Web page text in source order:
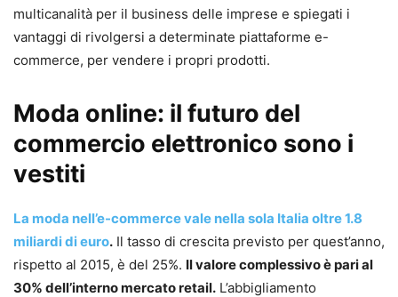
multicanalità per il business delle imprese e spiegati i
vantaggi di rivolgersi a determinate piattaforme e-
commerce, per vendere i propri prodotti.
Moda online: il futuro del
commercio elettronico sono i
vestiti
La moda nell’e-commerce vale nella sola Italia oltre 1.8
miliardi di euro. Il tasso di crescita previsto per quest’anno,
rispetto al 2015, è del 25%. Il valore complessivo è pari al
30% dell’interno mercato retail. L’abbigliamento